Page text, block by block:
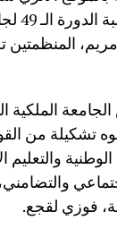
أقامه
للا مريم،
الملكية
تشكيلة من
والتعليم
فوزي لقجع.